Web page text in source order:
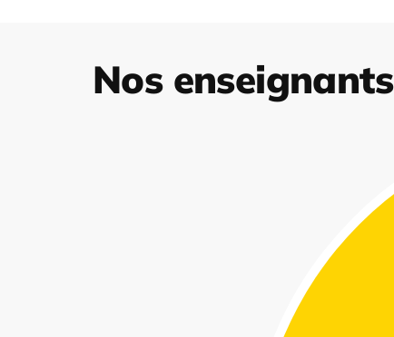
Nos enseignants